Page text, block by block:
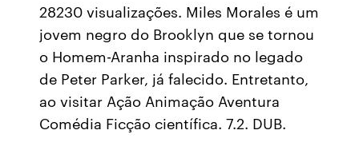
28230 visualizações. Miles Morales é um
jovem negro do Brooklyn que se tornou
o Homem-Aranha inspirado no legado
de Peter Parker, já falecido. Entretanto,
ao visitar Ação Animação Aventura
Comédia Ficção científica. 7.2. DUB.